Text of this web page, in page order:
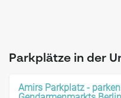
Parkplätze in der
Amirs Parkplatz -